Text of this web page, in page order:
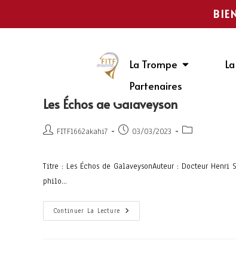
La Trompe
Partenaires
Les Échos de Galaveyson
FITF1662akahi7 03/03/2023
Titre : Les Échos de GalaveysonAuteur : Docteur Henri
philo…
Continuer La Lecture